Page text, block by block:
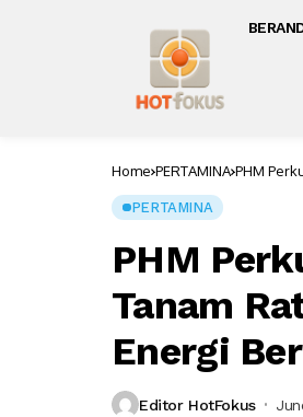
Home PERTAMINA PHM
PERTAMINA
PHM
Tanam
Energi
Editor HotFokus